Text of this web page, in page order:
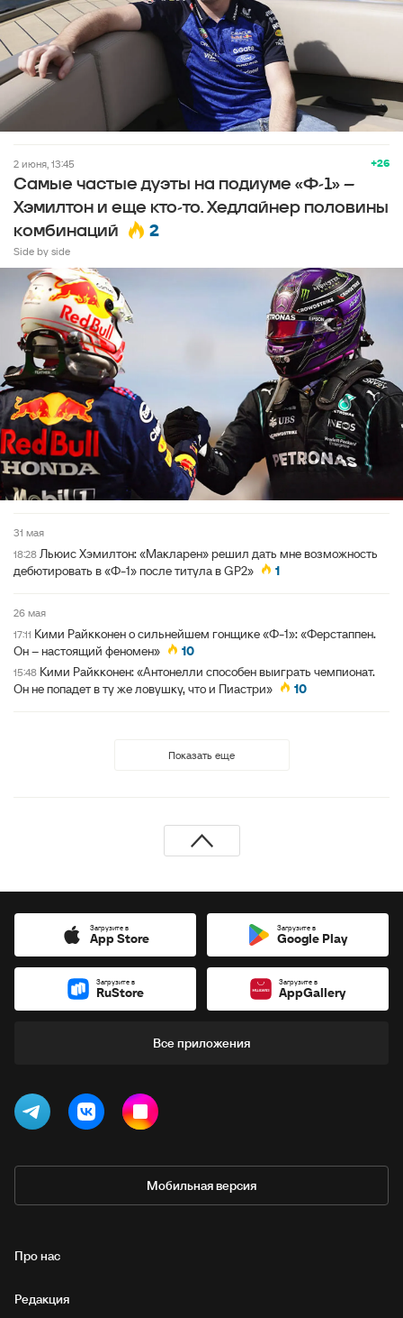
+26
2 июня, 13:45
Самые частые дуэты на подиуме «Ф-1» –
Хэмилтон и еще кто-то. Хедлайнер половины
комбинаций
2
Side by side
31 мая
18:28 Льюис Хэмилтон: «Макларен» решил дать мне возможность
дебютировать в «Ф-1» после титула в GP2»
1
26 мая
17:11 Кими Райкконен о сильнейшем гонщике «Ф-1»: «Ферстаппен.
Он – настоящий феномен»
10
15:48 Кими Райкконен: «Антонелли способен выиграть чемпионат.
Он не попадет в ту же ловушку, что и Пиастри»
10
Показать еще
Загрузите в
App Store
Загрузите в
Google Play
Загрузите в
RuStore
Загрузите в
AppGallery
Все приложения
Мобильная версия
Про нас
Редакция